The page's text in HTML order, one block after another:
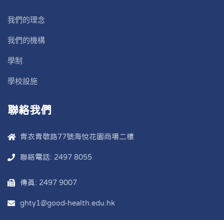
我們的理念
我們的機構
學制
學校設施
聯絡我們
青衣青敬路77號海悅花園商場二樓
聯絡電話: 2497 8055
傳真: 2497 9007
ghty1@good-health.edu.hk